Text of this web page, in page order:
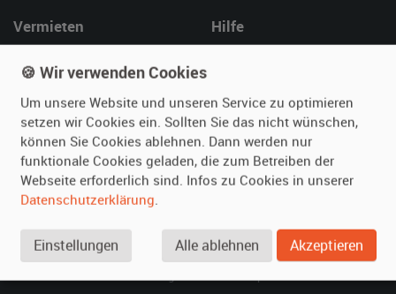
Vermieten
Fotos senden
Fragen für Vermieter
Inserat verwalten
Hilfe
Kontakt
SPECIAL
Berühmte Filmautos –
🍪 Wir verwenden Cookies
Um unsere Website und unseren Service zu optimieren
setzen wir Cookies ein. Sollten Sie das nicht wünschen,
können Sie Cookies ablehnen. Dann werden nur
funktionale Cookies geladen, die zum Betreiben der
Webseite erforderlich sind. Infos zu Cookies in unserer
Datenschutzerklärung.
Einstellungen Alle ablehnen Akzeptieren